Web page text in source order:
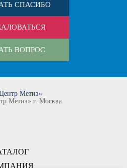
СПАСИБО
ВОПРОС
Метиз» г. Москва